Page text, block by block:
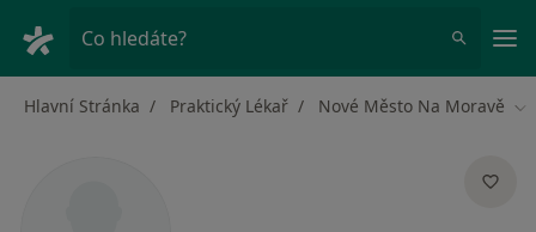
Co hledáte?
Hlavní Stránka Praktický Lékař Nové Město Na Moravě